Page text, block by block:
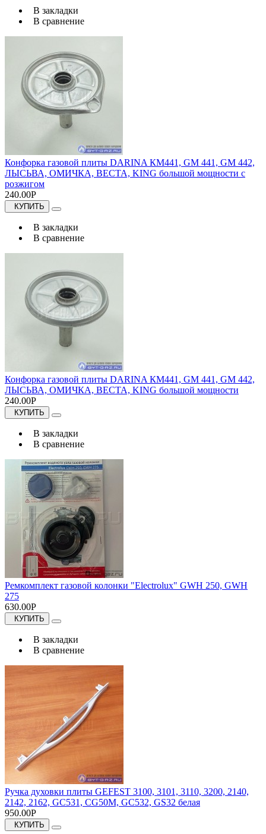
В закладки
В сравнение
Конфорка газовой плиты DARINA КМ441, GM 441, GM 442,
ЛЫСЬВА, ОМИЧКА, ВЕСТА, KING большой мощности с
розжигом
240.00Р
КУПИТЬ
В закладки
В сравнение
Конфорка газовой плиты DARINA КМ441, GM 441, GM 442,
ЛЫСЬВА, ОМИЧКА, ВЕСТА, KING большой мощности
240.00Р
КУПИТЬ
В закладки
В сравнение
Ремкомплект газовой колонки "Electrolux" GWH 250, GWH
275
630.00Р
КУПИТЬ
В закладки
В сравнение
Ручка духовки плиты GEFEST 3100, 3101, 3110, 3200, 2140,
2142, 2162, GC531, CG50M, GC532, GS32 белая
950.00Р
КУПИТЬ